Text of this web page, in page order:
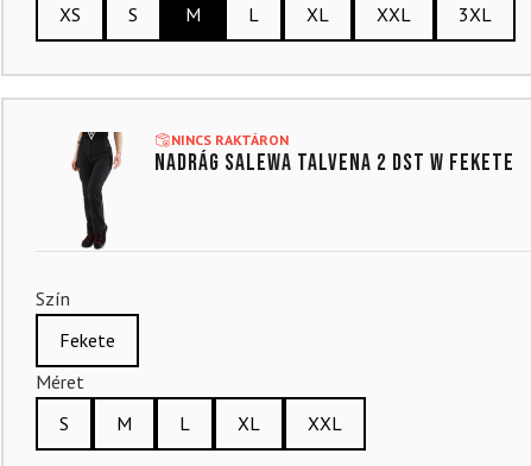
XS
S M L XL XXL 3XL
NINCS RAKTÁRON
Nadrág SALEWA Talvena 2 DST W Fekete
Szín
Fekete
Méret
S
M L XL XXL